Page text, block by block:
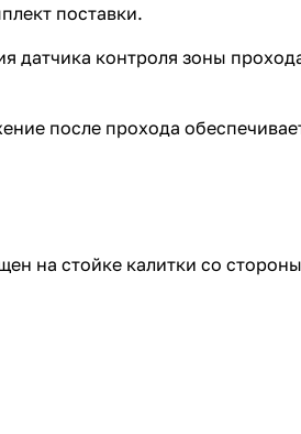
поставки.
датчика контроля зоны
после прохода
на стойке калитки со